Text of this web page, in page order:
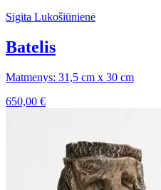
Sigita Lukošiūnienė
Batelis
Matmenys: 31,5 cm x 30 cm
650,00 €